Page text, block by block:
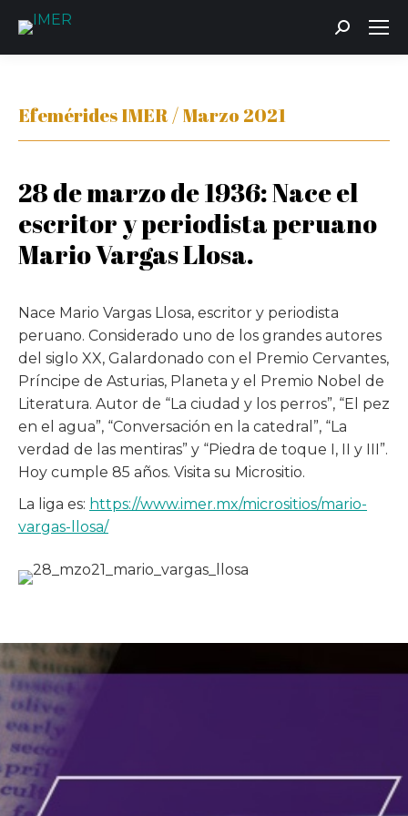
Buscar:
Efemérides IMER / Marzo 2021
28 de marzo de 1936: Nace el
escritor y periodista peruano
Mario Vargas Llosa.
Nace Mario Vargas Llosa, escritor y periodista
peruano. Considerado uno de los grandes autores
del siglo XX, Galardonado con el Premio Cervantes,
Príncipe de Asturias, Planeta y el Premio Nobel de
Literatura. Autor de “La ciudad y los perros”, “El pez
en el agua”, “Conversación en la catedral”, “La
verdad de las mentiras” y “Piedra de toque I, II y III”.
Hoy cumple 85 años. Visita su Micrositio.
La liga es: https://www.imer.mx/micrositios/mario-
vargas-llosa/